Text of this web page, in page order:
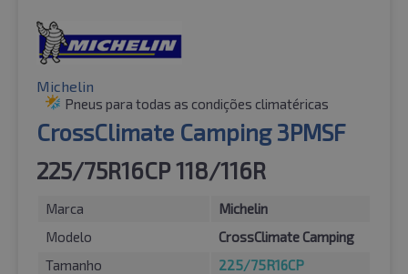
Michelin
Pneus para todas as condições climatéricas
CrossClimate Camping 3PMSF
225/75R16CP 118/116R
Marca
Michelin
Modelo
CrossClimate Camping
Tamanho
225/75R16CP